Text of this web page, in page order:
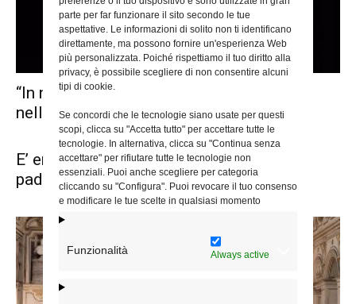
parte per far funzionare il sito secondo le tue
aspettative. Le informazioni di solito non ti identificano
direttamente, ma possono fornire un'esperienza Web
più personalizzata. Poiché rispettiamo il tuo diritto alla
privacy, è possibile scegliere di non consentire alcuni
tipi di cookie.
Se concordi che le tecnologie siano usate per questi
scopi, clicca su "Accetta tutto" per accettare tutte le
tecnologie. In alternativa, clicca su "Continua senza
accettare" per rifiutare tutte le tecnologie non
essenziali. Puoi anche scegliere per categoria
cliccando su "Configura". Puoi revocare il tuo consenso
e modificare le tue scelte in qualsiasi momento
Funzionalità Always active
“In nome del Padre”, musica e preghiera
nelle chiese del centro
E’ entrato nella luce della Resurrezione
padre Lorenzo Rossi